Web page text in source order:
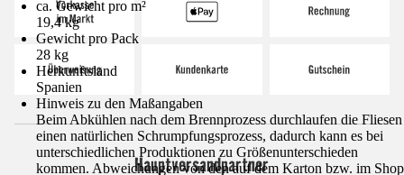
ca. Gewicht pro m²
19,4 kg
Gewicht pro Pack
28 kg
Herkunftsland
Spanien
Hinweis zu den Maßangaben
Beim Abkühlen nach dem Brennprozess durchlaufen die Fliesen
einen natürlichen Schrumpfungsprozess, dadurch kann es bei
unterschiedlichen Produktionen zu Größenunterschieden
kommen. Abweichungen von den auf dem Karton bzw. im Shop
Hauptversandpartner